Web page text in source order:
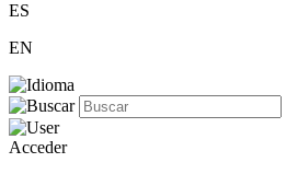
ES
EN
Acceder